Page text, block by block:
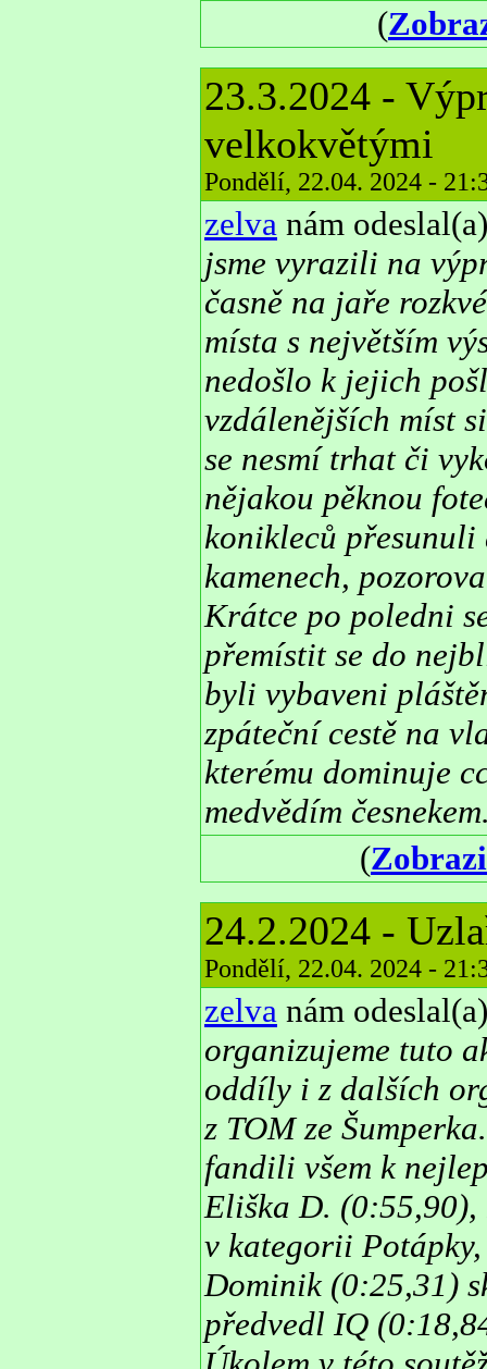
(
23.3.2024 -
velkokvětými
Pondělí, 22.04. 2024 -
zelva nám
jsme vyrazili na
časně na jaře
místa s největším
nedošlo k jejich
vzdálenějších míst
se nesmí trhat či
nějakou pěknou
konikleců přesunuli
kamenech,
Krátce po poledni
přemístit se do
byli vybaveni
zpáteční cestě na
kterému dominuje
medvědím
(
24.2.2024 -
Pondělí, 22.04. 2024 -
zelva nám
organizujeme tuto
oddíly i z dalších
z TOM ze
fandili všem k
Eliška D. (0:55,90),
v kategorii
Dominik (0:25,31)
předvedl IQ